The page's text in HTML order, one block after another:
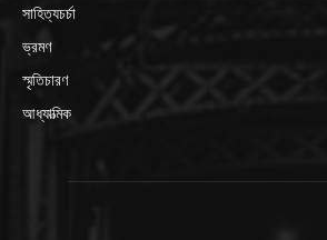
সাহিত্যচর্চা
ভ্রমণ
স্মৃতিচারণ
আধ্যাত্মিক